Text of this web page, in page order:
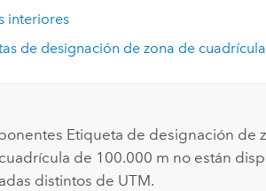
interiores
de designación de zona de cuadrícula
Etiqueta de designación de
de 100.000 m no están
distintos de UTM.